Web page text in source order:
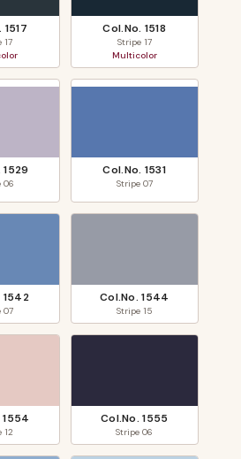
1517
17
Col.No. 1518
Stripe 17
Multicolor
1529
06
Col.No. 1531
Stripe 07
1542
07
Col.No.1544
Stripe 15
1554
12
Col.No.1555
Stripe06